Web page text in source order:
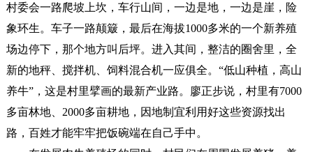
村委会一路爬坡上坎，车行山间，一边是地，一边是崖，险
象环生。车子一路颠簸，最后在海拔1000多米的一个新养殖
场边停下，那个地方叫后坪。进入其间，整洁的圈舍里，全
新的地秤、搅拌机、饲料混合机一应俱全。“低山种植，高山
养牛”，这是村里擘画的最新产业路。廖正步说，村里有7000
多亩林地、2000多亩耕地，因地制宜利用好这些资源找出
路，百姓才能牢牢把饭碗端在自己手中。